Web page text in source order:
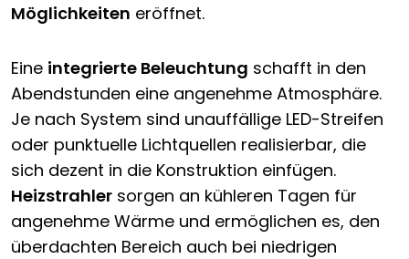
Möglichkeiten eröffnet.
Eine integrierte Beleuchtung schafft in den
Abendstunden eine angenehme Atmosphäre.
Je nach System sind unauffällige LED-Streifen
oder punktuelle Lichtquellen realisierbar, die
sich dezent in die Konstruktion einfügen.
Heizstrahler sorgen an kühleren Tagen für
angenehme Wärme und ermöglichen es, den
überdachten Bereich auch bei niedrigen